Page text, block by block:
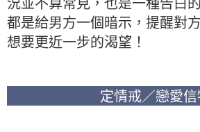
都是給男方一個暗示，提醒對
想要更近一步的渴望！
定情戒／戀愛